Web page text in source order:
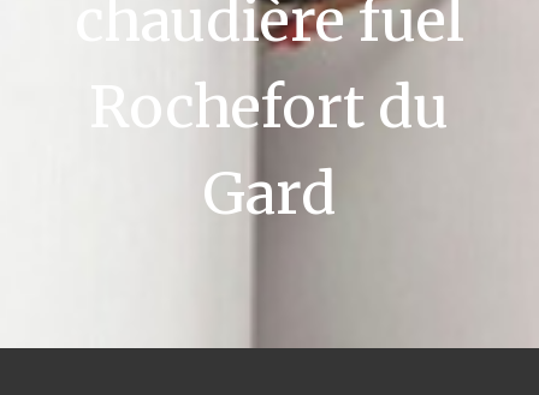
chaudière fuel
Rochefort du
Gard